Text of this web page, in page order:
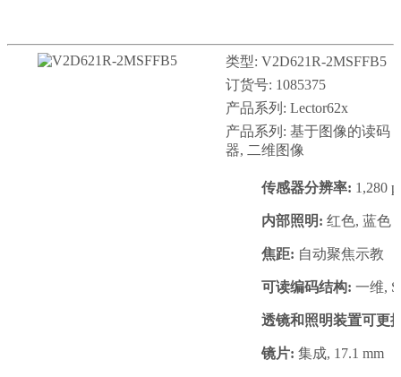
类型: V2D621R-2MSFFB5
订货号: 1085375
产品系列: Lector62x
产品系列: 基于图像的读码
器, 二维图像
传感器分辨率: 1,280
内部照明: 红色, 蓝色
焦距: 自动聚焦示教
可读编码结构: 一维,
透镜和照明装置可更
镜片: 集成, 17.1 mm